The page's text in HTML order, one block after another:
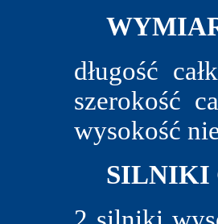
długość
szerokość
wysokość
SILNIKI